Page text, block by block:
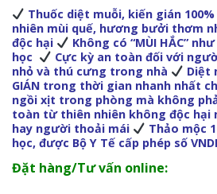
Thuốc diệt muỗi, kiến gián
nhiên mùi quế, hương bưởi thơm
độc hại
Không có “MÙI HẮC”
học
Cực kỳ an toàn đối với
nhỏ và thú cưng trong nhà
Diệt
GIÁN trong thời gian nhanh nhất
ngồi xịt trong phòng mà không
toàn từ thiên nhiên không độc hại
hay người thoải mái
Thảo mộc
học, được Bộ Y Tế cấp phép số
Đặt hàng/Tư vấn online: